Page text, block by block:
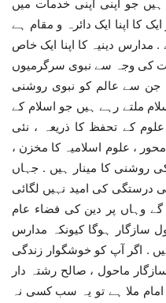
جو اپنی اپنی خدمات میں
کا اپنا ایک دائرہ و مقام ہے
مدارس دینیہ کا اپنا ایک خاص
کی وجہ سے نبوی سرگرمیوں
جن سے عالم کو نبوی روشنی
ملتے رہے ہیں جو اسلام کے
کے تحفظ کا ذریعہ ، نئی
، علوم اسلامیہ کا مخزن ،
روشنی کا مینار ہیں . جہاں
درستگی کی امید نہیں لگائی
وہاں پر دین کی فضاء عام
سازگار ہوگا کیونکہ مدارس
. اگر آپ کو خوشگوار زندگی
ماحول ، صالح رشتہ دار
ملا ہے تو یہ سب کسی نہ